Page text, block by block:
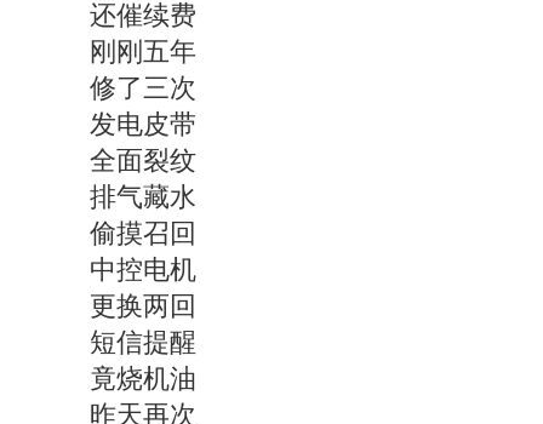
还催续费
刚刚五年
修了三次
发电皮带
全面裂纹
排气藏水
偷摸召回
中控电机
更换两回
短信提醒
竟烧机油
昨天再次